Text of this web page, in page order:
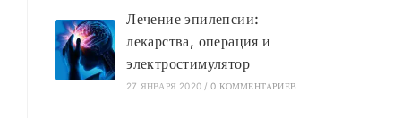
Лечение эпилепсии:
лекарства, операция и
электростимулятор
27 ЯНВАРЯ 2020 / 0 КОММЕНТАРИЕВ